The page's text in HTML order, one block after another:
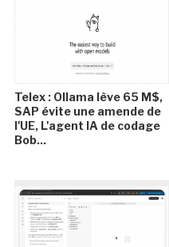
Telex : Ollama lève 65 M$,
SAP évite une amende de
l'UE, L'agent IA de codage
Bob...